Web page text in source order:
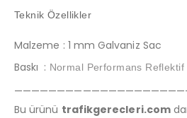
Teknik Özellikler
Malzeme : 1 mm Galvaniz Sac
Baskı : Normal Performans Reflektif
Bu ürünü trafikgerecleri.com